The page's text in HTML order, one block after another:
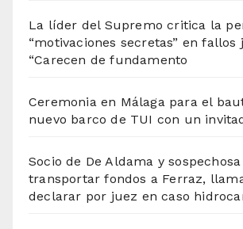
La líder del Supremo critica la
“motivaciones secretas” en fallos
“Carecen de fundamento
Ceremonia en Málaga para el
nuevo barco de TUI con un
Socio de De Aldama y
transportar fondos a Ferraz,
declarar por juez en caso